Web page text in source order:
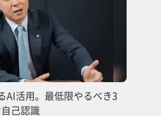
AI活用。最低限やるべき3
己認識